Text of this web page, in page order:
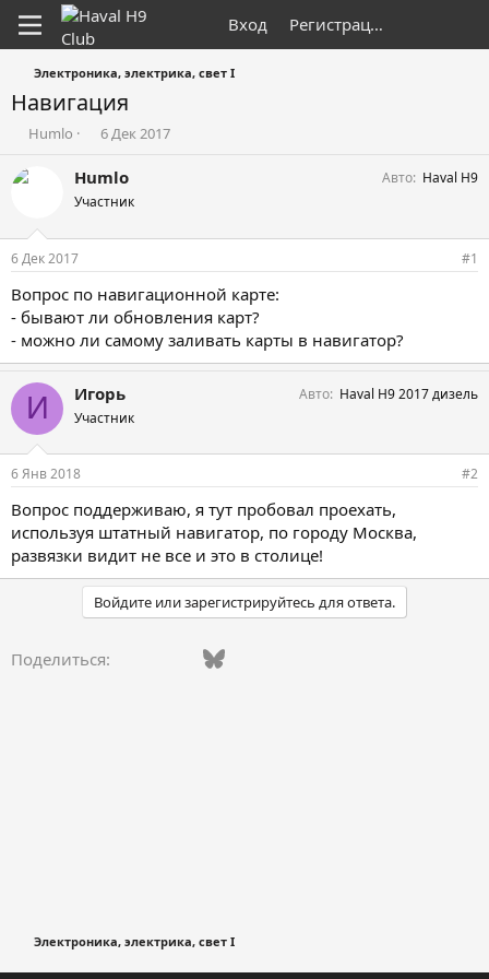
Вход Регистрация
Электроника, электрика, свет I
Навигация
А
т
т
е
м
ы
Humlo
Д
т
н
а
л
6 Дек 2017
Humlo
Участник
Авто Haval H9
6 Дек 2017 #1
Вопрос по навигационной карте:
- бывают ли обновления карт?
- можно ли самому заливать карты в навигатор?
И Игорь
Участник
Авто Haval H9 2017 дизель
6 Янв 2018 #2
Вопрос поддерживаю, я тут пробовал проехать,
используя штатный навигатор, по городу Москва,
развязки видит не все и это в столице!
Войдите или зарегистрируйтесь для ответа.
Поделиться: Vkontakte
FacebookBluesky
Электроника, электрика, свет I